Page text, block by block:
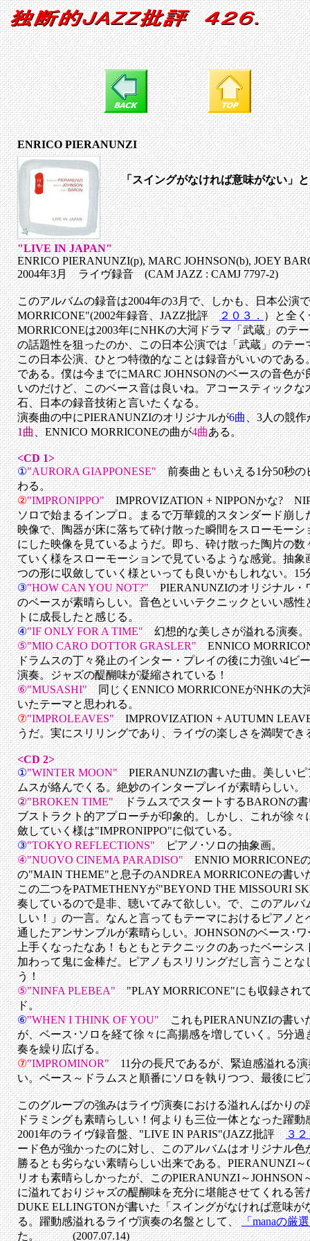
ENRICO PIERANUNZI
「スイングがなければ意味がない」
"LIVE IN JAPAN"
ENRICO PIERANUNZI(p), MARC JOHNSON(b), JOEY
2004年3月 ライヴ録音 (CAM JAZZ : CAMJ 7797-2)
このアルバムの録音は2004年の3月で、しかも、日本公演
MORRICONE"(2002年録音、JAZZ批評２０３．）と全
MORRICONEは2003年にNHKの大河ドラマ「武蔵」のテ
の話題性を狙ったのか、この日本公演では「武蔵」のテー
この日本公演、ひとつ特徴的なことは録音がいいのであ
である。僕は今までにMARC JOHNSONのベースの音色
いのだけど、このベース音は良いね。アコースティック
石、日本の録音技術と言いたくなる。
演奏曲の中にPIERANUNZIのオリジナルが6曲、3人の競作
1曲、ENNICO MORRICONEの曲が4曲ある。
<CD 1>
①"AURORA GIAPPONESE"前奏曲ともいえる1分50秒
わる。
②"IMPRONIPPO"IMPROVIZATION + NIPPONかな?
ソロで始まるインプロ。まるで万華鏡的スタンダード崩
映像で、陶器が床に落ちて砕け散った瞬間をスローモー
にした映像を見ているようだ。即ち、砕け散った陶片の
ていく様をスローモーションで見ているような感覚。抽
つの形に収斂していく様といっても良いかもしれない。15
③"HOW CAN YOU NOT?"PIERANUNZIのオリジナル・
のベースが素晴らしい。音色といいテクニックといい感
トに成長したと感じる。
④"IF ONLY FOR A TIME"幻想的な美しさが溢れる演奏。
⑤"MIO CARO DOTTOR GRASLER"ENNICO
ドラムスの丁々発止のインター・プレイの後に力強い4ビ
演奏。ジャズの醍醐味が凝縮されている！
⑥"MUSASHI"同じくENNICO MORRICONEがNHKの大
いたテーマと思われる。
⑦"IMPROLEAVES"IMPROVIZATION + AUTUMN
うだ。実にスリリングであり、ライヴの楽しさを満喫でき
<CD 2>
①"WINTER MOON"PIERANUNZIの書いた曲。美しい
ムスが絡んでくる。絶妙のインタープレイが素晴らしい。
②"BROKEN TIME"ドラムスでスタートするBARONの
ブストラクト的アプローチが印象的。しかし、これが徐
斂していく様は"IMPRONIPPO"に似ている。
③"TOKYO REFLECTIONS"ピアノ･ソロの抽象画。
④"NUOVO CINEMA PARADISO"ENNIO MORRICONE
の"MAIN THEME"と息子のANDREA MORRICONEの書
この二つをPATMETHENYが"BEYOND THE MISSOURI
奏しているので是非、聴いてみて欲しい。で、このアル
しい！」の一言。なんと言ってもテーマにおけるピアノ
通したアンサンブルが素晴らしい。JOHNSONのベース･
上手くなったなあ！もともとテクニックのあったベーシ
加わって鬼に金棒だ。ピアノもスリリングだし言うこと
う！
⑤"NINFA PLEBEA""PLAY MORRICONE"にも収録され
ド。
⑥"WHEN I THINK OF YOU"これもPIERANUNZIの書い
が、ベース･ソロを経て徐々に高揚感を増していく。5分
奏を繰り広げる。
⑦"IMPROMINOR"11分の長尺であるが、緊迫感溢れる
い。ベース～ドラムスと順番にソロを執りつつ、最後にピ
このグループの強みはライヴ演奏における溢れんばかり
ドラミングも素晴らしい！何よりも三位一体となった躍動
2001年のライヴ録音盤、"LIVE IN PARIS"(JAZZ批評３
ード色が強かったのに対し、このアルバムはオリジナル
勝るとも劣らない素晴らしい出来である。PIERANUNZI
リオも素晴らしかったが、このPIERANUNZI～JOHNSON
に溢れておりジャズの醍醐味を充分に堪能させてくれる筈
DUKE ELLINGTONが書いた「スイングがなければ意味が
る。躍動感溢れるライヴ演奏の名盤として、 「manaの厳
た。(2007.07.14)